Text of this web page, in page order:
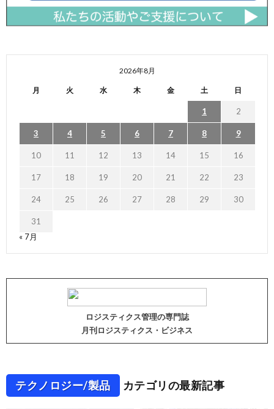
2026年8月
月 火 水 木 金 土 日
1 2
3 4 5 6 7 8 9
10 11 12 13 14 15 16
17 18 19 20 21 22 23
24 25 26 27 28 29 30
31
« 7月
ロジスティクス管理の専門誌
月刊ロジスティクス・ビジネス
テクノロジー/製品 カテゴリの最新記事